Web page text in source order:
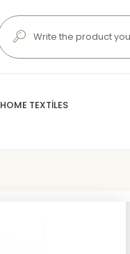
HOME TEXTİLES